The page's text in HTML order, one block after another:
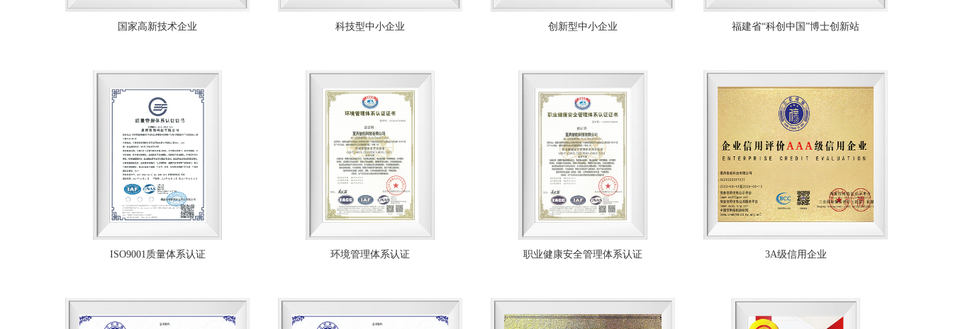
国家高新技术企业 科技型中小企业 创新型中小企业 福建省“科创中国”博士创新站
ISO9001质量体系认证 环境管理体系认证 职业健康安全管理体系认证 3A级信用企业